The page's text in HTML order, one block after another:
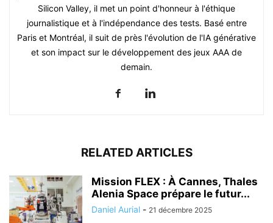
Silicon Valley, il met un point d'honneur à l'éthique
journalistique et à l'indépendance des tests. Basé entre
Paris et Montréal, il suit de près l'évolution de l'IA générative
et son impact sur le développement des jeux AAA de
demain.
RELATED ARTICLES
Mission FLEX : À Cannes, Thales
Alenia Space prépare le futur...
Daniel Aurial - 21 décembre 2025